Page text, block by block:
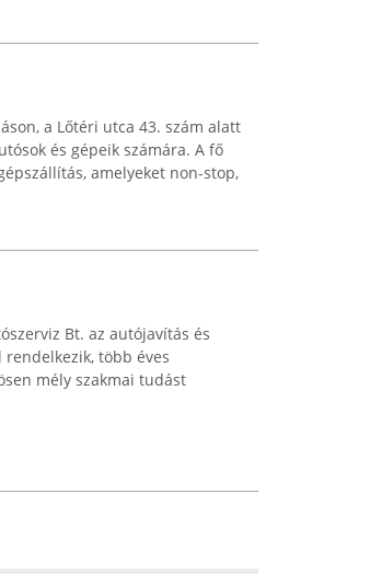
a Lőtéri utca 43. szám alatt
és gépeik számára. A fő
amelyeket non-stop,
Bt. az autójavítás és
több éves
mély szakmai tudást